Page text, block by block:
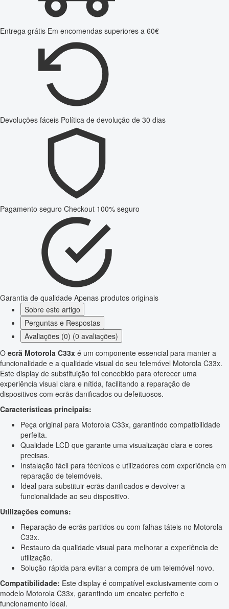
Entrega grátis Em encomendas superiores a 60€
Devoluções fáceis Política de devolução de 30 dias
Pagamento seguro Checkout 100% seguro
Garantia de qualidade Apenas produtos originais
Sobre este artigo
Perguntas e Respostas
Avaliações (0) (0 avaliações)
O ecrã Motorola C33x é um componente essencial para manter a
funcionalidade e a qualidade visual do seu telemóvel Motorola C33x.
Este display de substituição foi concebido para oferecer uma
experiência visual clara e nítida, facilitando a reparação de
dispositivos com ecrãs danificados ou defeituosos.
Características principais:
Peça original para Motorola C33x, garantindo compatibilidade
perfeita.
Qualidade LCD que garante uma visualização clara e cores
precisas.
Instalação fácil para técnicos e utilizadores com experiência em
reparação de telemóveis.
Ideal para substituir ecrãs danificados e devolver a
funcionalidade ao seu dispositivo.
Utilizações comuns:
Reparação de ecrãs partidos ou com falhas táteis no Motorola
C33x.
Restauro da qualidade visual para melhorar a experiência de
utilização.
Solução rápida para evitar a compra de um telemóvel novo.
Compatibilidade: Este display é compatível exclusivamente com o
modelo Motorola C33x, garantindo um encaixe perfeito e
funcionamento ideal.